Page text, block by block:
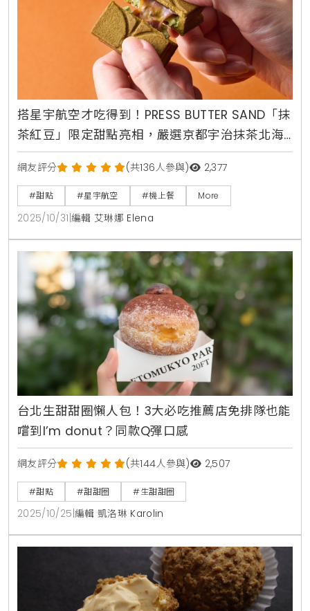
搭星宇航空才吃得到！PRESS BUTTER SAND「抹
茶紅豆」限定甜點亮相，嚴選京都宇治抹茶北海
道紅豆，東京大阪返台航線獨家供應
網友評分 (共136人參與) 2,377
#甜點 #星宇航空 #機上餐 More
2025/10/31 編輯 艾琳娜 Elena
台北生甜甜圈懶人包！3大必吃推薦店免排隊也能
嚐到I’m donut？同款Q彈口感
網友評分 (共144人參與) 2,507
#甜點 #甜甜圈 #生甜甜圈
2025/10/25 編輯 凱洛琳 Karolin